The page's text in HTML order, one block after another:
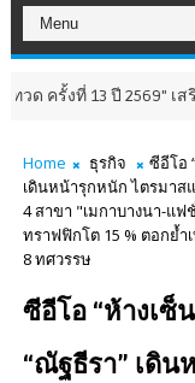
ปี 2569" เสริมสิริมงค
Home ธุรกิจ
ซีอีโอ
เดินหน้ารุกหนัก ไตรมาส
4 สาขา "เมกาบางนา-แ
ทราฟฟิกโต 15 % ตอกย้
8 ทศวรรษ
ซีอีโอ “ห้างเซ็
“ณัฐธีรา” เดิน